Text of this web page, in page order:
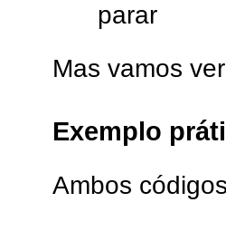
parar
Mas vamos
Exemplo
Ambos